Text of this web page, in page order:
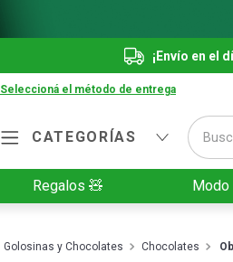
¡Envío en el
Seleccioná el método de entrega
CATEGORÍAS
Buscar...
Regalos 🧸 Modo
Golosinas y Chocolates Chocolates
Términos más
2.
Cafe